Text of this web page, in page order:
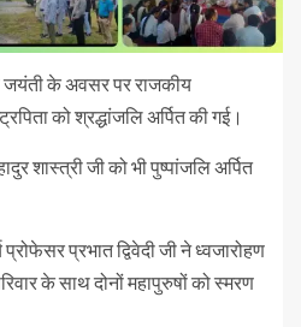
जयंती के अवसर पर राजकीय
को श्रद्धांजलि अर्पित की गई।
शास्त्री जी को भी पुष्पांजलि अर्पित
प्रभात द्विवेदी जी ने ध्वजारोहण
के साथ दोनों महापुरुषों को स्मरण